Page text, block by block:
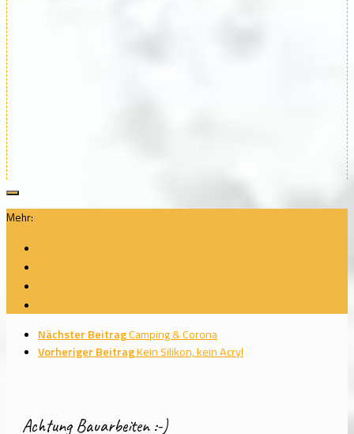
Mehr:
Nächster BeitragCamping & Corona
Vorheriger BeitragKein Silikon, kein Acryl
Achtung Bauarbeiten :-)